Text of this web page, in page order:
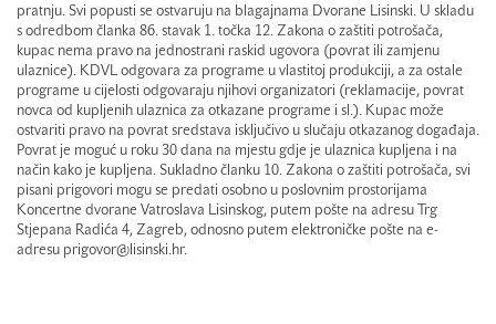
pratnju. Svi popusti se ostvaruju na blagajnama Dvorane Lisinski. U skladu
s odredbom članka 86. stavak 1. točka 12. Zakona o zaštiti potrošača,
kupac nema pravo na jednostrani raskid ugovora (povrat ili zamjenu
ulaznice). KDVL odgovara za programe u vlastitoj produkciji, a za ostale
programe u cijelosti odgovaraju njihovi organizatori (reklamacije, povrat
novca od kupljenih ulaznica za otkazane programe i sl.). Kupac može
ostvariti pravo na povrat sredstava isključivo u slučaju otkazanog događaja.
Povrat je moguć u roku 30 dana na mjestu gdje je ulaznica kupljena i na
način kako je kupljena. Sukladno članku 10. Zakona o zaštiti potrošača, svi
pisani prigovori mogu se predati osobno u poslovnim prostorijama
Koncertne dvorane Vatroslava Lisinskog, putem pošte na adresu Trg
Stjepana Radića 4, Zagreb, odnosno putem elektroničke pošte na e-
adresu prigovor@lisinski.hr.